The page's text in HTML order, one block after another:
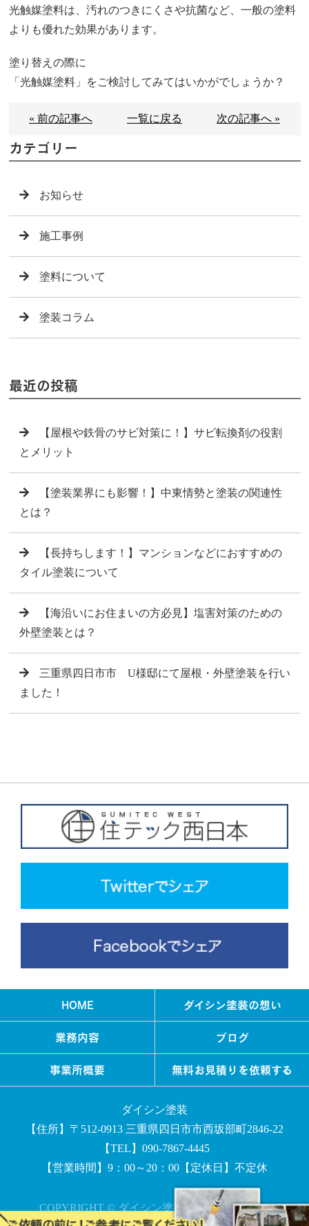
光触媒塗料は、汚れのつきにくさや抗菌など、一般の塗料
よりも優れた効果があります。
塗り替えの際に
「光触媒塗料」をご検討してみてはいかがでしょうか？
« 前の記事へ 一覧に戻る 次の記事へ »
カテゴリー
お知らせ
施工事例
塗料について
塗装コラム
最近の投稿
【屋根や鉄骨のサビ対策に！】サビ転換剤の役割
とメリット
【塗装業界にも影響！】中東情勢と塗装の関連性
とは？
【長持ちします！】マンションなどにおすすめの
タイル塗装について
【海沿いにお住まいの方必見】塩害対策のための
外壁塗装とは？
三重県四日市市 U様邸にて屋根・外壁塗装を行い
ました！
HOME ダイシン塗装の想い
業務内容 ブログ
事業所概要 無料お見積りを依頼する
ダイシン塗装
【住所】〒512-0913 三重県四日市市西坂部町2846-22
【TEL】090-7867-4445
【営業時間】9：00～20：00【定休日】不定休
COPYRIGHT © ダイシン塗装 All rights reserved.